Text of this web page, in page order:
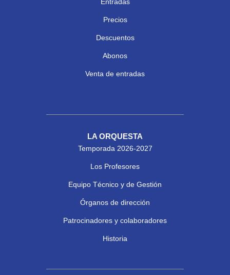
Precios
Descuentos
Abonos
Venta de entradas
LA ORQUESTA
Temporada 2026-2027
Los Profesores
Equipo Técnico y de Gestión
Órganos de dirección
Patrocinadores y colaboradores
Historia